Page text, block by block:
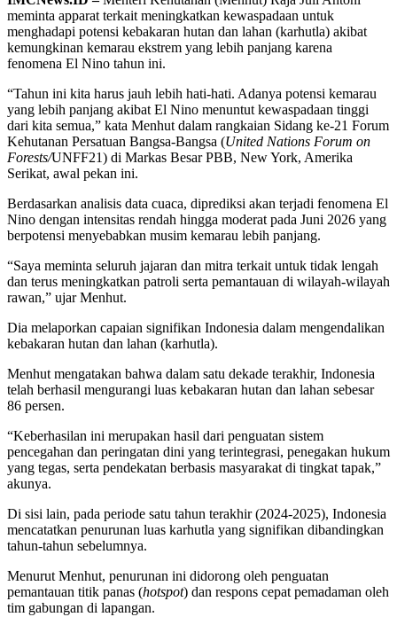
meminta apparat terkait meningkatkan kewaspadaan untuk
menghadapi potensi kebakaran hutan dan lahan (karhutla) akibat
kemungkinan kemarau ekstrem yang lebih panjang karena
fenomena El Nino tahun ini.
“Tahun ini kita harus jauh lebih hati-hati. Adanya potensi kemarau
yang lebih panjang akibat El Nino menuntut kewaspadaan tinggi
dari kita semua,” kata Menhut dalam rangkaian Sidang ke-21 Forum
Kehutanan Persatuan Bangsa-Bangsa (United Nations Forum on
Forests/UNFF21) di Markas Besar PBB, New York, Amerika
Serikat, awal pekan ini.
Berdasarkan analisis data cuaca, diprediksi akan terjadi fenomena El
Nino dengan intensitas rendah hingga moderat pada Juni 2026 yang
berpotensi menyebabkan musim kemarau lebih panjang.
“Saya meminta seluruh jajaran dan mitra terkait untuk tidak lengah
dan terus meningkatkan patroli serta pemantauan di wilayah-wilayah
rawan,” ujar Menhut.
Dia melaporkan capaian signifikan Indonesia dalam mengendalikan
kebakaran hutan dan lahan (karhutla).
Menhut mengatakan bahwa dalam satu dekade terakhir, Indonesia
telah berhasil mengurangi luas kebakaran hutan dan lahan sebesar
86 persen.
“Keberhasilan ini merupakan hasil dari penguatan sistem
pencegahan dan peringatan dini yang terintegrasi, penegakan hukum
yang tegas, serta pendekatan berbasis masyarakat di tingkat tapak,”
akunya.
Di sisi lain, pada periode satu tahun terakhir (2024-2025), Indonesia
mencatatkan penurunan luas karhutla yang signifikan dibandingkan
tahun-tahun sebelumnya.
Menurut Menhut, penurunan ini didorong oleh penguatan
pemantauan titik panas (hotspot) dan respons cepat pemadaman oleh
tim gabungan di lapangan.